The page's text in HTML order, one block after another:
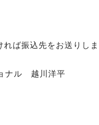
ば振込先をお送りしま
ナル 越川洋平